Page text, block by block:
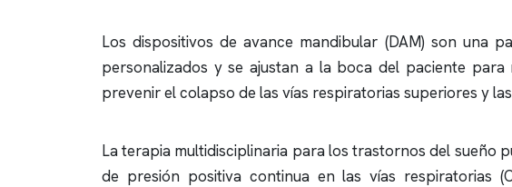
Los dispositivos de avance mandibular (DAM) son una
personalizados y se ajustan a la boca del paciente
prevenir el colapso de las vías respiratorias superiores y
La terapia multidisciplinaria para los trastornos del sueño
de presión positiva continua en las vías respiratorias